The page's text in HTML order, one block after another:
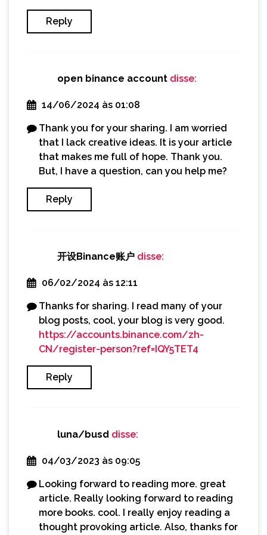
Reply
open binance account disse:
14/06/2024 às 01:08
Thank you for your sharing. I am worried
that I lack creative ideas. It is your article
that makes me full of hope. Thank you.
But, I have a question, can you help me?
Reply
开设Binance账户 disse:
06/02/2024 às 12:11
Thanks for sharing. I read many of your
blog posts, cool, your blog is very good.
https://accounts.binance.com/zh-
CN/register-person?ref=IQY5TET4
Reply
luna/busd disse:
04/03/2023 às 09:05
Looking forward to reading more. great
article. Really looking forward to reading
more books. cool. I really enjoy reading a
thought provoking article. Also, thanks for